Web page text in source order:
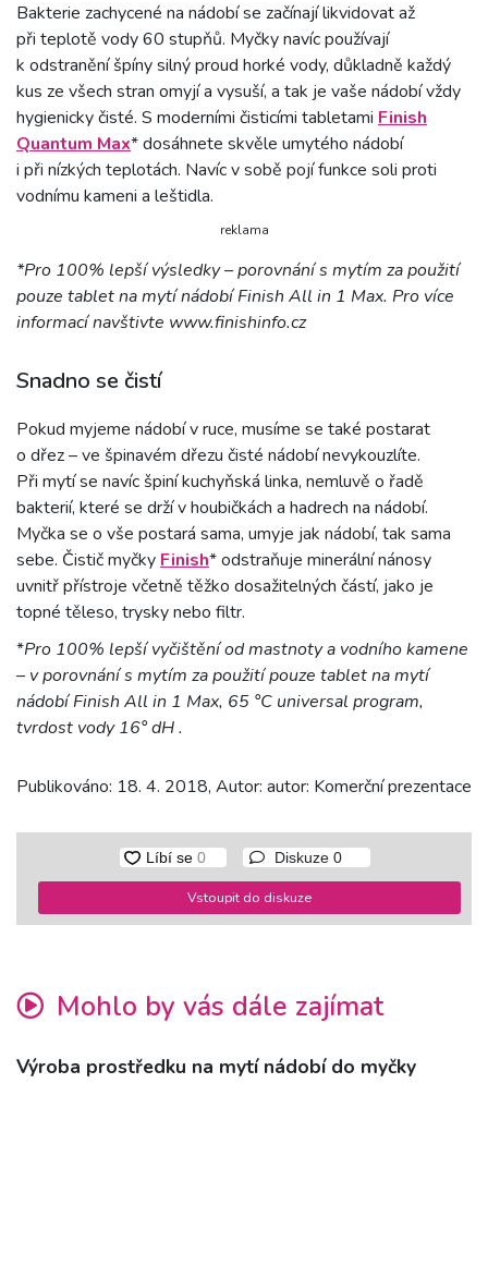
Bakterie zachycené na nádobí se začínají likvidovat až
při teplotě vody 60 stupňů. Myčky navíc používají
k odstranění špíny silný proud horké vody, důkladně každý
kus ze všech stran omyjí a vysuší, a tak je vaše nádobí vždy
hygienicky čisté. S moderními čisticími tabletami Finish
Quantum Max* dosáhnete skvěle umytého nádobí
i při nízkých teplotách. Navíc v sobě pojí funkce soli proti
vodnímu kameni a leštidla.
reklama
*Pro 100% lepší výsledky – porovnání s mytím za použití
pouze tablet na mytí nádobí Finish All in 1 Max. Pro více
informací navštivte www.finishinfo.cz
Snadno se čistí
Pokud myjeme nádobí v ruce, musíme se také postarat
o dřez – ve špinavém dřezu čisté nádobí nevykouzlíte.
Při mytí se navíc špiní kuchyňská linka, nemluvě o řadě
bakterií, které se drží v houbičkách a hadrech na nádobí.
Myčka se o vše postará sama, umyje jak nádobí, tak sama
sebe. Čistič myčky Finish* odstraňuje minerální nánosy
uvnitř přístroje včetně těžko dosažitelných částí, jako je
topné těleso, trysky nebo filtr.
*Pro 100% lepší vyčištění od mastnoty a vodního kamene
– v porovnání s mytím za použití pouze tablet na mytí
nádobí Finish All in 1 Max, 65 °C universal program,
tvrdost vody 16° dH .
Publikováno: 18. 4. 2018, Autor: autor: Komerční prezentace
Diskuze 0
Vstoupit do diskuze
Mohlo by vás dále zajímat
Výroba prostředku na mytí nádobí do myčky